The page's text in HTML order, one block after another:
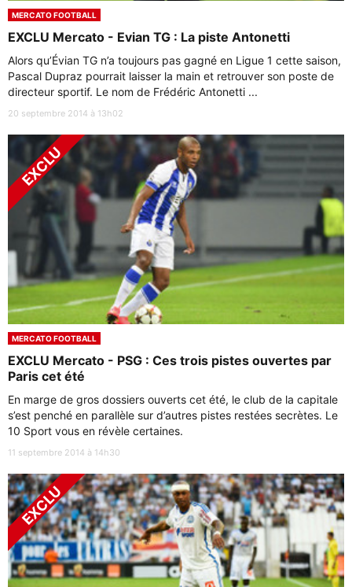
MERCATO FOOTBALL
EXCLU Mercato - Evian TG : La piste Antonetti
Alors qu’Évian TG n’a toujours pas gagné en Ligue 1 cette saison,
Pascal Dupraz pourrait laisser la main et retrouver son poste de
directeur sportif. Le nom de Frédéric Antonetti ...
20 septembre 2014 à 13h02
MERCATO FOOTBALL
EXCLU Mercato - PSG : Ces trois pistes ouvertes par
Paris cet été
En marge de gros dossiers ouverts cet été, le club de la capitale
s’est penché en parallèle sur d’autres pistes restées secrètes. Le
10 Sport vous en révèle certaines.
11 septembre 2014 à 14h30